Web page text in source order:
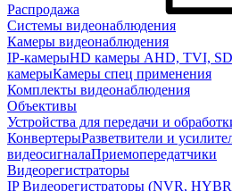
Распродажа
Системы видеонаблюдения
Камеры видеонаблюдения
IP-камерыHD камеры AHD, TVI,
камерыКамеры спец применения
Комплекты видеонаблюдения
Объективы
Устройства для передачи и
КонвертерыРазветвители и
видеосигналаПриемопередатчики
Видеорегистраторы
IP Видеорегистраторы (NVR,